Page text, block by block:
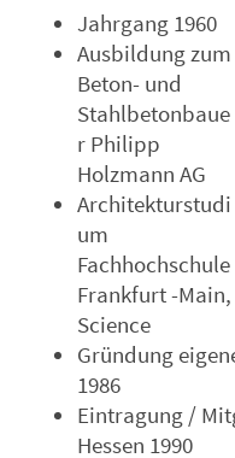
Jahrgang 1960
Ausbildung zum
Beton- und
Stahlbetonbaue
r Philipp
Holzmann AG
Architekturstudi
um
Fachhochschule
Frankfurt -
Science
Gründung
1986
Eintragung /
Hessen 1990